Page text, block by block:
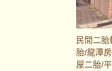
民間二
胎/龍潭
屋二胎/